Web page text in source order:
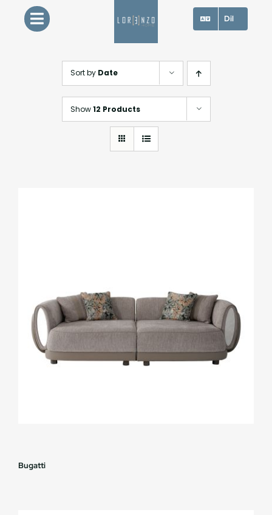
Dil
Sort by Date
Show12 Products
Bugatti